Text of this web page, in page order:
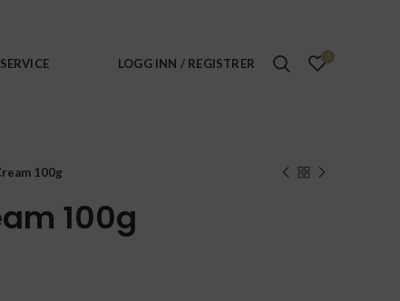
LOGG INN / REGISTRER 0
100g
100g